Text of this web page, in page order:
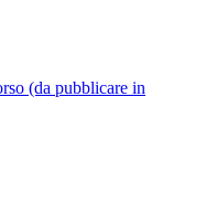
(da pubblicare in